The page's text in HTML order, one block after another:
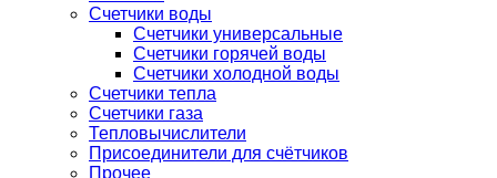
Счетчики воды
Счетчики универсальные
Счетчики горячей воды
Счетчики холодной воды
Счетчики тепла
Счетчики газа
Тепловычислители
Присоединители для счётчиков
Прочее